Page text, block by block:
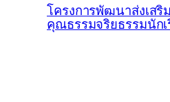
โครงการพัฒนาส่งเสริม
คุณธรรมจริยธรรมนัก